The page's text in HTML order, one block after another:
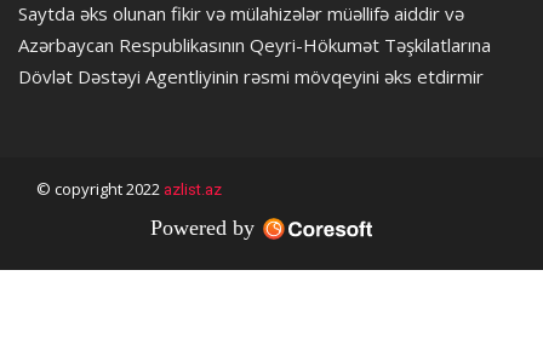
Saytda əks olunan fikir və mülahizələr müəllifə aiddir və
Azərbaycan Respublikasının Qeyri-Hökumət Təşkilatlarına
Dövlət Dəstəyi Agentliyinin rəsmi mövqeyini əks etdirmir
© copyright 2022 azlist.az